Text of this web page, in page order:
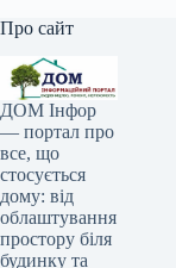
Про сайт
ДОМ Інфор
— портал про
все, що
стосується
дому: від
облаштування
простору біля
будинку та